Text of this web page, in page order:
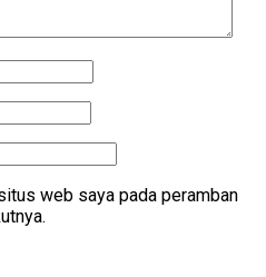
web saya pada peramban